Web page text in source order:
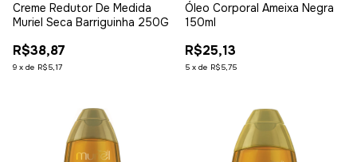
Creme Redutor De Medida
Muriel Seca Barriguinha 250G
R$38,87
9 x de R$5,17
Óleo Corporal Ameixa Negra
150ml
R$25,13
5 x de R$5,75